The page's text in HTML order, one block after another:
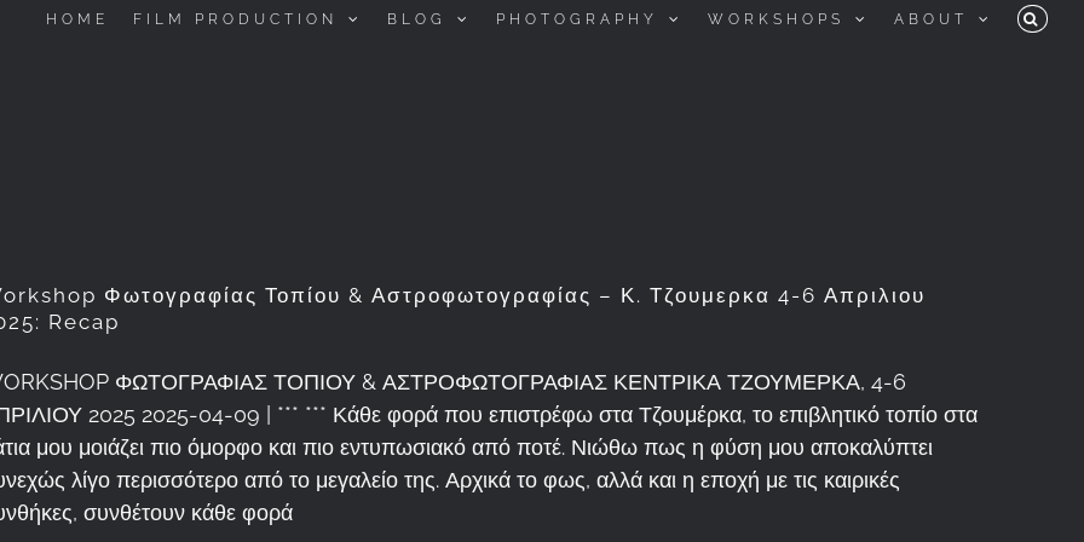
HOME FILM PRODUCTION BLOG PHOTOGRAPHY WORKSHOPS ABOUT
Φωτογραφίας Τοπίου & Αστροφωτογραφίας – Κ. Τζουμερκα 4-6 Απριλιου
Recap
ΦΩΤΟΓΡΑΦΙΑΣ ΤΟΠΙΟΥ & ΑΣΤΡΟΦΩΤΟΓΡΑΦΙΑΣ ΚΕΝΤΡΙΚΑ ΤΖΟΥΜΕΡΚΑ, 4-6
2025 2025-04-09 | *** *** Κάθε φορά που επιστρέφω στα Τζουμέρκα, το επιβλητικό τοπίο στα
μου μοιάζει πιο όμορφο και πιο εντυπωσιακό από ποτέ. Νιώθω πως η φύση μου αποκαλύπτει
λίγο περισσότερο από το μεγαλείο της. Αρχικά το φως, αλλά και η εποχή με τις καιρικές
συνθέτουν κάθε φορά